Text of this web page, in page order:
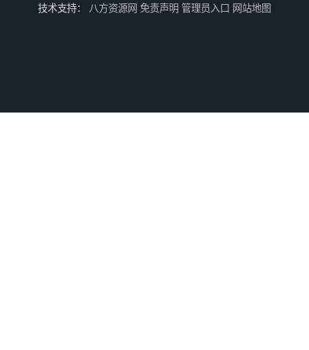
技术支持： 八方资源网 免责声明 管理员入口 网站地图